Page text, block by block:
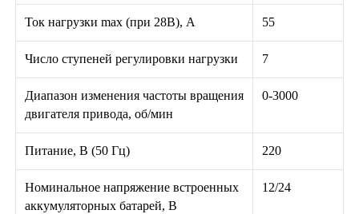
Ток нагрузки max (при 28В), А 55
Число ступеней регулировки нагрузки 7
Диапазон изменения частоты вращения
двигателя привода, об/мин
0-3000
Питание, В (50 Гц) 220
Номинальное напряжение встроенных
аккумуляторных батарей, В
12/24